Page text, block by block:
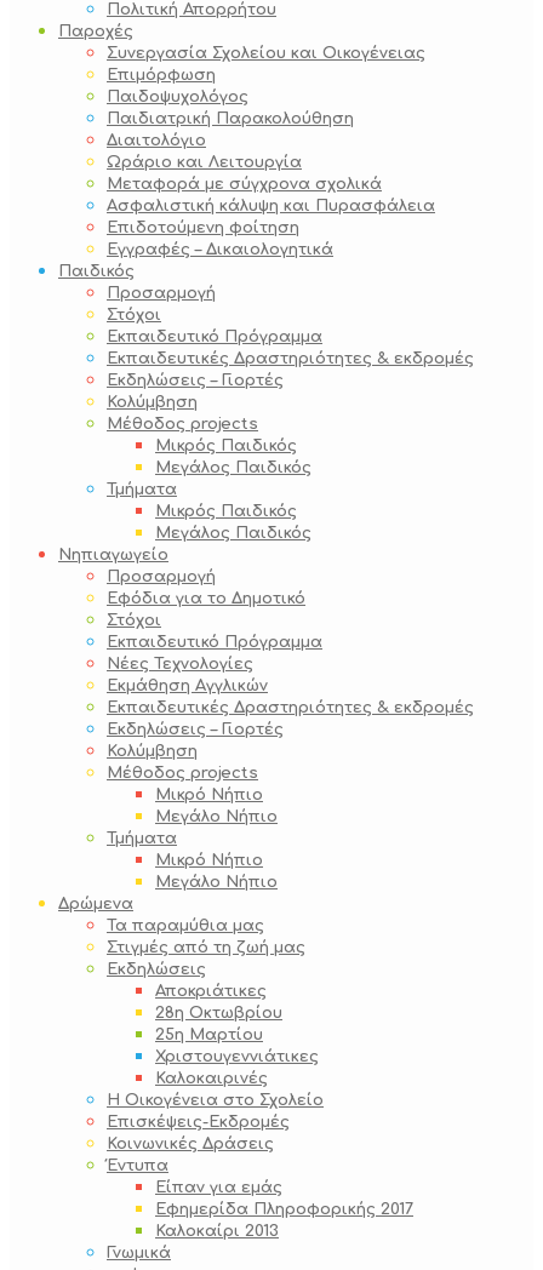
Πολιτική Απορρήτου
Παροχές
Συνεργασία Σχολείου και Οικογένειας
Επιμόρφωση
Παιδοψυχολόγος
Παιδιατρική Παρακολούθηση
Διαιτολόγιο
Ωράριο και Λειτουργία
Μεταφορά με σύγχρονα σχολικά
Ασφαλιστική κάλυψη και Πυρασφάλεια
Επιδοτούμενη φοίτηση
Εγγραφές – Δικαιολογητικά
Παιδικός
Προσαρμογή
Στόχοι
Εκπαιδευτικό Πρόγραμμα
Εκπαιδευτικές Δραστηριότητες & εκδρομές
Εκδηλώσεις – Γιορτές
Κολύμβηση
Μέθοδος projects
Μικρός Παιδικός
Μεγάλος Παιδικός
Τμήματα
Μικρός Παιδικός
Μεγάλος Παιδικός
Νηπιαγωγείο
Προσαρμογή
Εφόδια για το Δημοτικό
Στόχοι
Εκπαιδευτικό Πρόγραμμα
Νέες Τεχνολογίες
Εκμάθηση Αγγλικών
Εκπαιδευτικές Δραστηριότητες & εκδρομές
Εκδηλώσεις – Γιορτές
Κολύμβηση
Μέθοδος projects
Μικρό Νήπιο
Μεγάλο Νήπιο
Τμήματα
Μικρό Νήπιο
Μεγάλο Νήπιο
Δρώμενα
Τα παραμύθια μας
Στιγμές από τη ζωή μας
Εκδηλώσεις
Αποκριάτικες
28η Οκτωβρίου
25η Μαρτίου
Χριστουγεννιάτικες
Καλοκαιρινές
Η Οικογένεια στο Σχολείο
Επισκέψεις-Εκδρομές
Κοινωνικές Δράσεις
Έντυπα
Είπαν για εμάς
Εφημερίδα Πληροφορικής 2017
Καλοκαίρι 2013
Γνωμικά